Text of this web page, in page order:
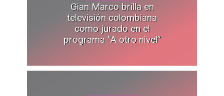
Gian Marco brilla en
televisión colombiana
como jurado en el
programa “A otro nivel”